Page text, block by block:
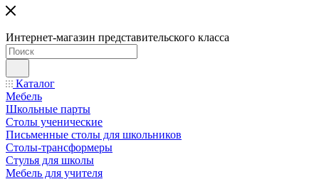
Интернет-магазин представительского класса
Каталог
Мебель
Школьные парты
Столы ученические
Письменные столы для школьников
Столы-трансформеры
Стулья для школы
Мебель для учителя